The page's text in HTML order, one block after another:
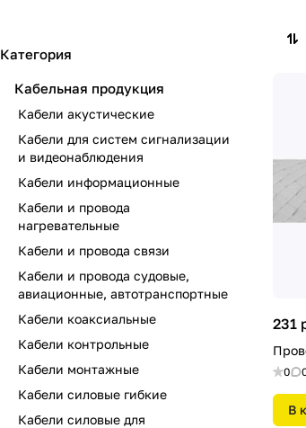
231
0
В
Категория
Кабельная продукция
Кабели акустические
Кабели для систем сигнализации
и видеонаблюдения
Кабели информационные
Кабели и провода
нагревательные
Кабели и провода связи
Кабели и провода судовые,
авиационные, автотранспортные
Кабели коаксиальные
Кабели контрольные
Кабели монтажные
Кабели силовые гибкие
Кабели силовые для